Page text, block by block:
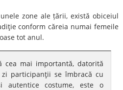
zone ale țării, există obiceiul
conform căreia numai femeile
tot anul.
cea mai importantă, datorită
participanţii se îmbracă cu
autentice costume, este o